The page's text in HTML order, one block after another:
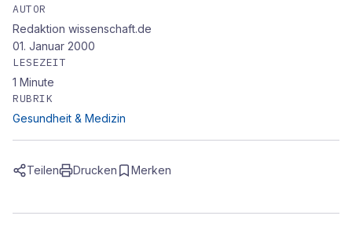
Virus als Gen-Fähre
AUTOR
Redaktion wissenschaft.de
01. Januar 2000
LESEZEIT
1 Minute
RUBRIK
Gesundheit & Medizin
Teilen Drucken Merken